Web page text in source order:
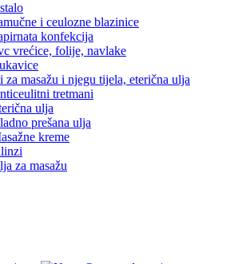
i ceulozne blazinice
konfekcija
vrećice, folije, navlake
za masažu i njegu tijela, eterična ulja
tretmani
ulja
prešana ulja
kreme
za masažu